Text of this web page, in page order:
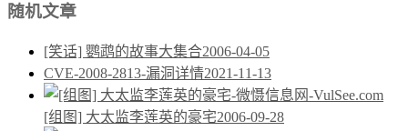
随机文章
[笑话] 鹦鹉的故事大集合2006-04-05
CVE-2008-2813-漏洞详情2021-11-13
[组图] 大太监李莲英的豪宅2006-09-28